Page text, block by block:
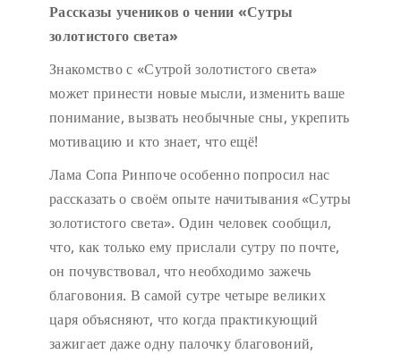
Рассказы учеников о чении «Сутры
золотистого света»
Знакомство с «Сутрой золотистого света»
может принести новые мысли, изменить ваше
понимание, вызвать необычные сны, укрепить
мотивацию и кто знает, что ещё!
Лама Сопа Ринпоче особенно попросил нас
рассказать о своём опыте начитывания «Сутры
золотистого света». Один человек сообщил,
что, как только ему прислали сутру по почте,
он почувствовал, что необходимо зажечь
благовония. В самой сутре четыре великих
царя объясняют, что когда практикующий
зажигает даже одну палочку благовоний,